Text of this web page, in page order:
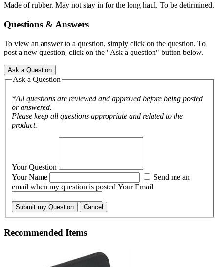
Made of rubber. May not stay in for the long haul. To be detirmined.
Questions & Answers
To view an answer to a question, simply click on the question. To
post a new question, click on the "Ask a question" button below.
Ask a Question
Ask a Question
*All questions are reviewed and approved before being posted
or answered.
Please keep all questions appropriate and related to the
product.
Your Question
Your Name
email when my question is posted Your Email
Submit my Question Cancel
Recommended Items